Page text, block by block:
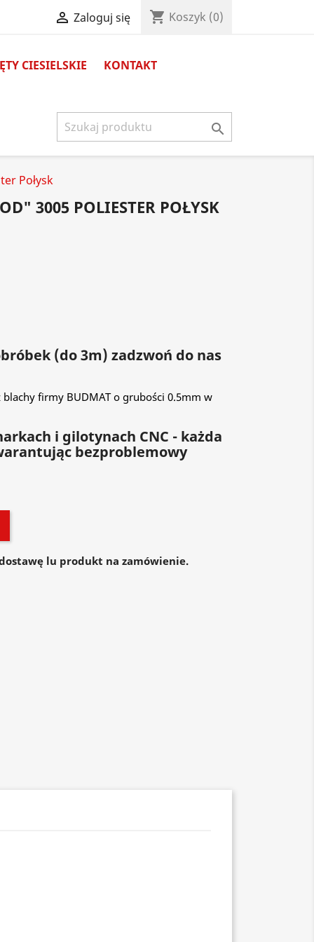
 Zaloguj się shopping_cart Koszyk (0)
CIESIELSKIE KONTAKT

Połysk
3005 POLIESTER POŁYSK
(do 3m) zadzwoń do nas
firmy BUDMAT o grubości 0.5mm w
i gilotynach CNC - każda
bezproblemowy
lu produkt na zamówienie.